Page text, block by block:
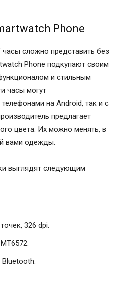
Phone
часы сложно представить без
Phone подкупают своим
и стильным
часы могут
на Android, так и с
предлагает
цвета. Их можно менять, в
вами одежды.
выглядят следующим
326 dpi.
Bluetooth.